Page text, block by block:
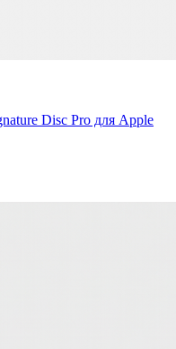
Disc Pro для Apple